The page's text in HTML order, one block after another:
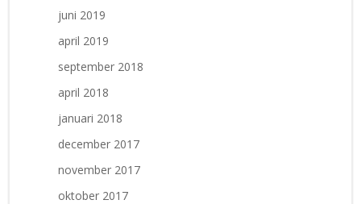
juni 2019
april 2019
september 2018
april 2018
januari 2018
december 2017
november 2017
oktober 2017